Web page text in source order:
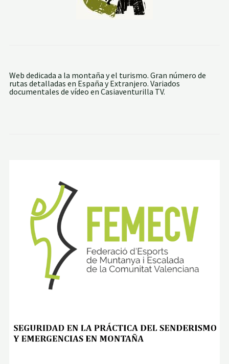
Web dedicada a la montaña y el turismo. Gran número de
rutas detalladas en España y Extranjero. Variados
documentales de vídeo en Casiaventurilla TV.